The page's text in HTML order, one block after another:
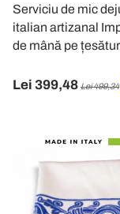
Serviciu de mic
italian artizanal
de mână pe
Lei 399,48 Lei 499,34